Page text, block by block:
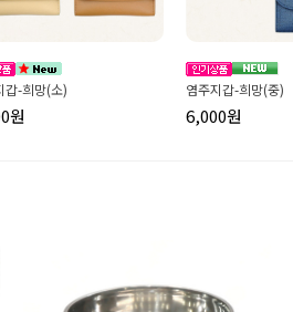
갑-희망(소)
원
염주지갑-희망(중)
6,000원